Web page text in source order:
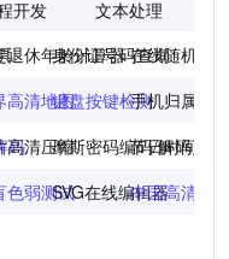
开发 文本处理
退休年龄计算器
身份证号码查询在线随机点
高清地图键盘按键检测手机归属地
码
高清压缩摩斯密码编码/解码
节日时间倒
色弱测试SVG在线编辑器中国高清地